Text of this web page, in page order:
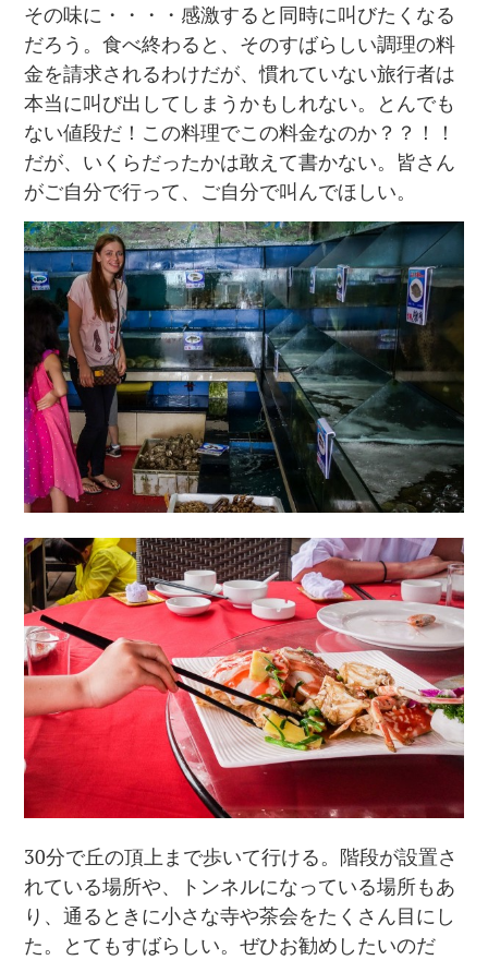
その味に・・・・感激すると同時に叫びたくなる
だろう。食べ終わると、そのすばらしい調理の料
金を請求されるわけだが、慣れていない旅行者は
本当に叫び出してしまうかもしれない。とんでも
ない値段だ！この料理でこの料金なのか？？！！
だが、いくらだったかは敢えて書かない。皆さん
がご自分で行って、ご自分で叫んでほしい。
30分で丘の頂上まで歩いて行ける。階段が設置さ
れている場所や、トンネルになっている場所もあ
り、通るときに小さな寺や茶会をたくさん目にし
た。とてもすばらしい。ぜひお勧めしたいのだ